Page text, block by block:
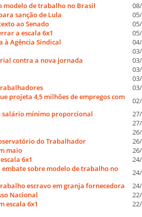
modelo de trabalho no Brasil
sanção de Lula
ao Senado
a escala 6x1
à Agência Sindical
contra a nova jornada
projeta 4,5 milhões de empregos com
salário mínimo proporcional
do Trabalhador
maio
6x1
sobre modelo de trabalho no
escravo em granja fornecedora
Nacional
escala 6x1